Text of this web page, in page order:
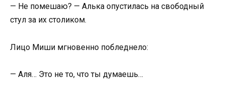
— Не помешаю? — Алька опустилась на свободный
стул за их столиком.
Лицо Миши мгновенно побледнело:
— Аля… Это не то, что ты думаешь…